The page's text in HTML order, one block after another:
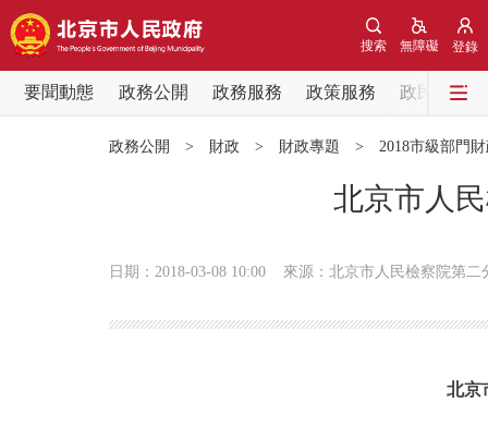
登錄
無障礙
搜索
要聞動態 政務公開 政務服務 政策服務
政民互動
政務公開 > 財政 > 財政專題 > 2018市級部門
北京市人
日期：2018-03-08 10:00 來源：北京市人民檢察院第二
北京